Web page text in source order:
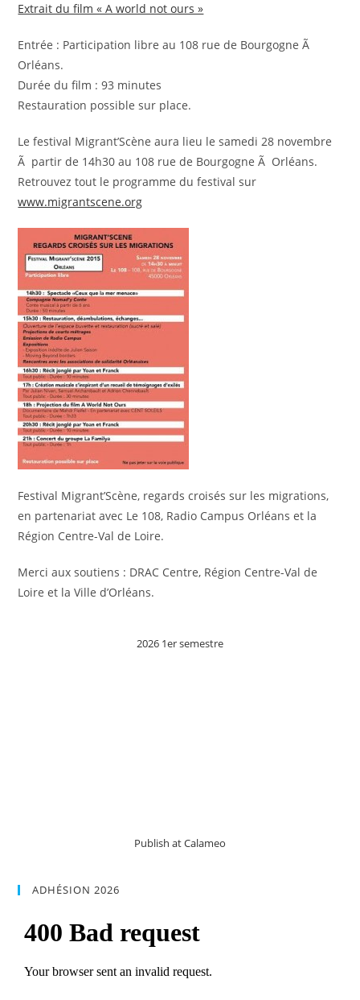
Extrait du film « A world not ours »
Entrée : Participation libre au 108 rue de Bourgogne Ã
Orléans.
Durée du film : 93 minutes
Restauration possible sur place.
Le festival Migrant’Scène aura lieu le samedi 28 novembre
Ã partir de 14h30 au 108 rue de Bourgogne Ã Orléans.
Retrouvez tout le programme du festival sur
www.migrantscene.org
Festival Migrant’Scène, regards croisés sur les migrations,
en partenariat avec Le 108, Radio Campus Orléans et la
Région Centre-Val de Loire.
Merci aux soutiens : DRAC Centre, Région Centre-Val de
Loire et la Ville d’Orléans.
2026 1er semestre
Publish at Calameo
ADHÉSION 2026